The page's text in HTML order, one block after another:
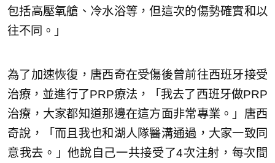
包括高壓氧艙、冷水浴等，但這次的傷勢確實和以
往不同。」
為了加速恢復，唐西奇在受傷後曾前往西班牙接受
治療，並進行了PRP療法，「我去了西班牙做PRP
治療，大家都知道那邊在這方面非常專業。」唐西
奇說，「而且我也和湖人隊醫溝通過，大家一致同
意我去。」他說自己一共接受了4次注射，每次間